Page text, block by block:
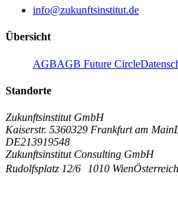
info@zukunftsinstitut.de
Übersicht
AGBAGB Future Circle
Standorte
Zukunftsinstitut GmbH
Kaiserstr. 5360329 Frankfurt am Main
DE213919548
Zukunftsinstitut Consulting GmbH
Rudolfsplatz 12/6
1010 WienÖsterreich